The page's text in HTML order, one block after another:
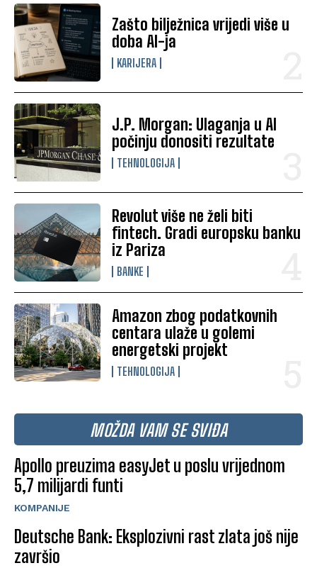
Zašto bilježnica vrijedi više u
doba AI-ja
KARIJERA
J.P. Morgan: Ulaganja u AI
počinju donositi rezultate
TEHNOLOGIJA
Revolut više ne želi biti
fintech. Gradi europsku banku
iz Pariza
BANKE
Amazon zbog podatkovnih
centara ulaže u golemi
energetski projekt
TEHNOLOGIJA
MOŽDA VAM SE SVIĐA
Apollo preuzima easyJet u poslu vrijednom
5,7 milijardi funti
KOMPANIJE
Deutsche Bank: Eksplozivni rast zlata još nije
završio